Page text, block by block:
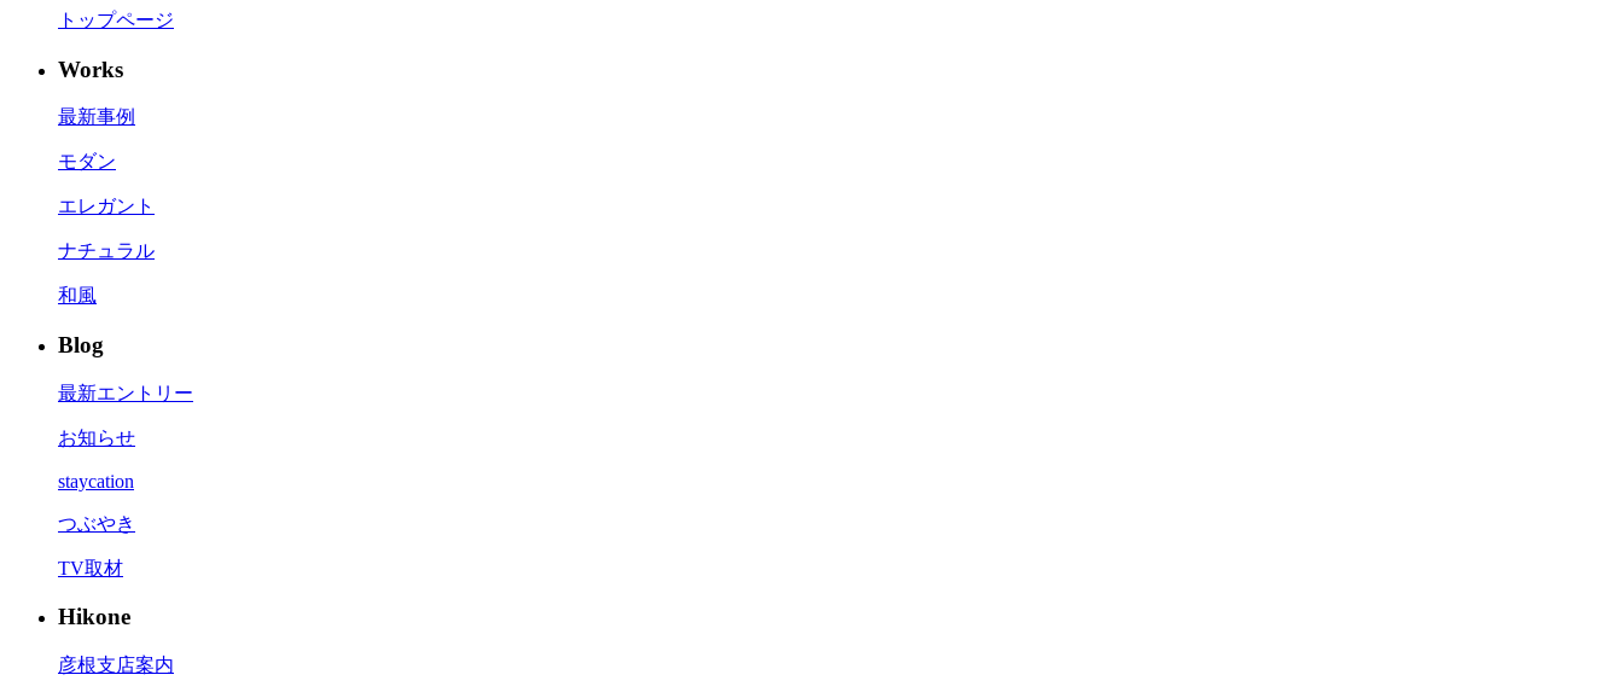
トップページ
Works
最新事例
モダン
エレガント
ナチュラル
和風
Blog
最新エントリー
お知らせ
staycation
つぶやき
TV取材
Hikone
彦根支店案内